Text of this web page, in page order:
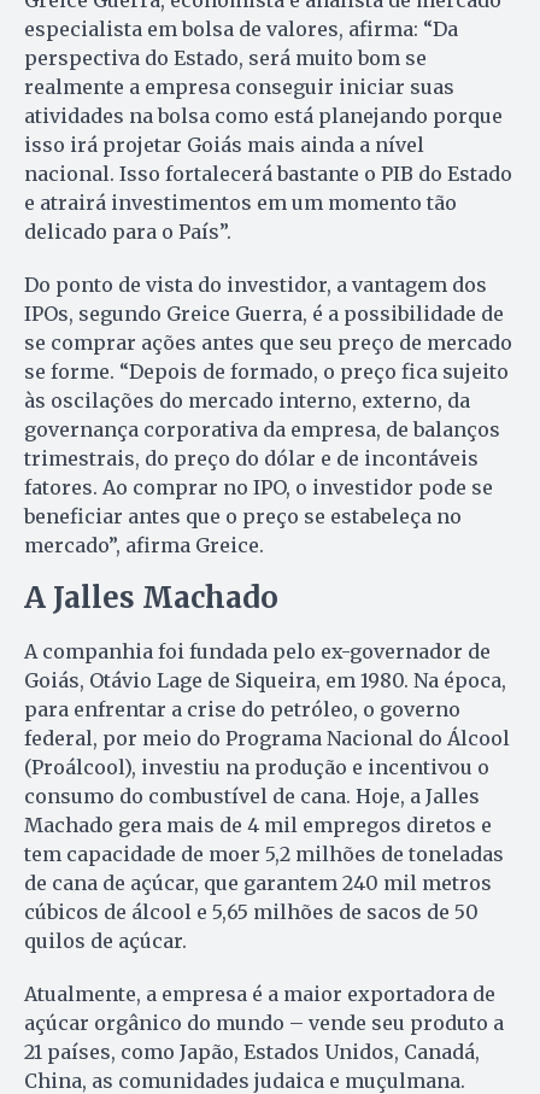
especialista em bolsa de valores, afirma: “Da
perspectiva do Estado, será muito bom se
realmente a empresa conseguir iniciar suas
atividades na bolsa como está planejando porque
isso irá projetar Goiás mais ainda a nível
nacional. Isso fortalecerá bastante o PIB do Estado
e atrairá investimentos em um momento tão
delicado para o País”.
Do ponto de vista do investidor, a vantagem dos
IPOs, segundo Greice Guerra, é a possibilidade de
se comprar ações antes que seu preço de mercado
se forme. “Depois de formado, o preço fica sujeito
às oscilações do mercado interno, externo, da
governança corporativa da empresa, de balanços
trimestrais, do preço do dólar e de incontáveis
fatores. Ao comprar no IPO, o investidor pode se
beneficiar antes que o preço se estabeleça no
mercado”, afirma Greice.
A Jalles Machado
A companhia foi fundada pelo ex-governador de
Goiás, Otávio Lage de Siqueira, em 1980. Na época,
para enfrentar a crise do petróleo, o governo
federal, por meio do Programa Nacional do Álcool
(Proálcool), investiu na produção e incentivou o
consumo do combustível de cana. Hoje, a Jalles
Machado gera mais de 4 mil empregos diretos e
tem capacidade de moer 5,2 milhões de toneladas
de cana de açúcar, que garantem 240 mil metros
cúbicos de álcool e 5,65 milhões de sacos de 50
quilos de açúcar.
Atualmente, a empresa é a maior exportadora de
açúcar orgânico do mundo – vende seu produto a
21 países, como Japão, Estados Unidos, Canadá,
China, as comunidades judaica e muçulmana.